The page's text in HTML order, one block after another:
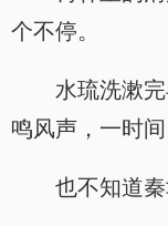
个不停。
水琉洗漱
鸣风声，一时间
也不知道秦